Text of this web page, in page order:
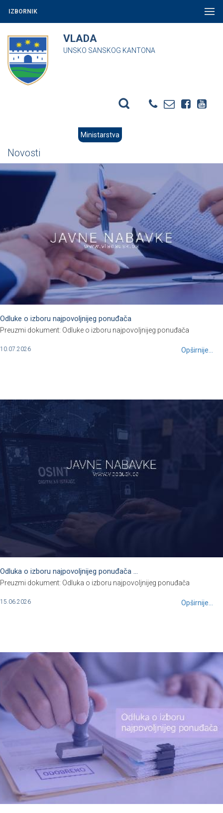
IZBORNIK
VLADA
UNSKO SANSKOG KANTONA
Ministarstva
Novosti
Odluke o izboru najpovoljnijeg ponuđača
Preuzmi dokument: Odluke o izboru najpovoljnijeg ponuđača
10.07.2026 Opširnije...
Odluka o izboru najpovoljnijeg ponuđača ...
Preuzmi dokument: Odluka o izboru najpovoljnijeg ponuđača
15.06.2026 Opširnije...